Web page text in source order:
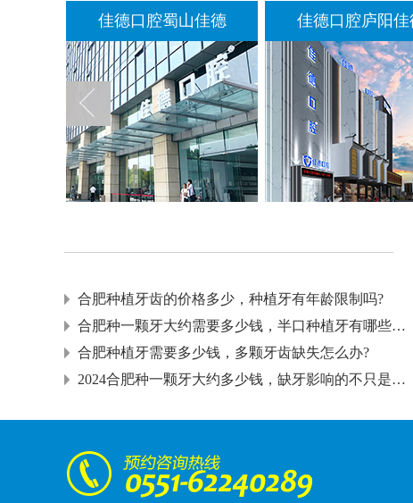
佳德口腔蜀山佳德 佳德口腔庐阳佳德
合肥种植牙齿的价格多少，种植牙有年龄限制吗?
合肥种一颗牙大约需要多少钱，半口种植牙有哪些修复方式
合肥种植牙需要多少钱，多颗牙齿缺失怎么办?
2024合肥种一颗牙大约多少钱，缺牙影响的不只是“吃饭”